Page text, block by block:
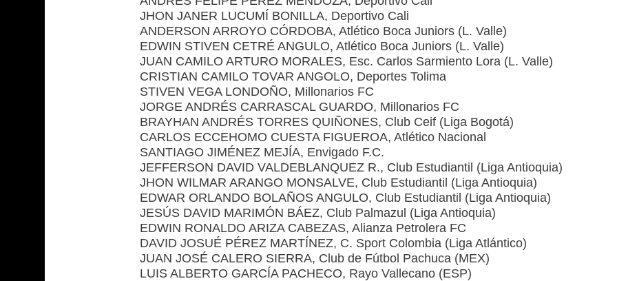
JHON JANER LUCUMÍ BONILLA, Deportivo Cali
ANDERSON ARROYO CÓRDOBA, Atlético Boca Juniors (L. Valle)
EDWIN STIVEN CETRÉ ANGULO, Atlético Boca Juniors (L. Valle)
JUAN CAMILO ARTURO MORALES, Esc. Carlos Sarmiento Lora (L. Valle)
CRISTIAN CAMILO TOVAR ANGOLO, Deportes Tolima
STIVEN VEGA LONDOÑO, Millonarios FC
JORGE ANDRÉS CARRASCAL GUARDO, Millonarios FC
BRAYHAN ANDRÉS TORRES QUIÑONES, Club Ceif (Liga Bogotá)
CARLOS ECCEHOMO CUESTA FIGUEROA, Atlético Nacional
SANTIAGO JIMÉNEZ MEJÍA, Envigado F.C.
JEFFERSON DAVID VALDEBLANQUEZ R., Club Estudiantil (Liga Antioquia)
JHON WILMAR ARANGO MONSALVE, Club Estudiantil (Liga Antioquia)
EDWAR ORLANDO BOLAÑOS ANGULO, Club Estudiantil (Liga Antioquia)
JESÚS DAVID MARIMÓN BÁEZ, Club Palmazul (Liga Antioquia)
EDWIN RONALDO ARIZA CABEZAS, Alianza Petrolera FC
DAVID JOSUÉ PÉREZ MARTÍNEZ, C. Sport Colombia (Liga Atlántico)
JUAN JOSÉ CALERO SIERRA, Club de Fútbol Pachuca (MEX)
LUIS ALBERTO GARCÍA PACHECO, Rayo Vallecano (ESP)